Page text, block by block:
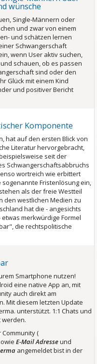
wünsche
Single-Männern oder
und zwar von einem
und schätzen lernen
Schwangerschaft
wenn User aktiv suchen,
schauen, ob es passen
sind oder den
Glück mit einem Kind
und positiver Bericht
Kompo­nente
hat auf den ersten Blick von
Literatur hervorgebracht,
seit der
Schwangerschaftsabbruchs
wortreich wie erbittert
sogenannte Fristenlösung ein,
als der freie Westteil
den westlichen Medien zu
hat die - angesichts
merkwürdige Formel
die rechtspolitische
Smartphone nutzen!
eine native App an, mit
auch direkt am
Mit diesem letzten Update
unterstützt. 1:1 Chats und
werden.
(
E-Mail Adresseund
angemeldet bist in der